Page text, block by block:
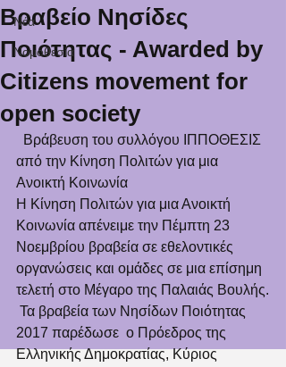
Νέα
Νομοθεσία
Βραβείο Νησίδες
Ποιότητας - Αwarded by
Citizens movement for
open society
από την Κίνηση Πολιτών για μια
Ανοικτή Κοινωνία
Η Κίνηση Πολιτών για μια Ανοικτή
Κοινωνία απένειμε την Πέμπτη 23
Νοεμβρίου βραβεία σε εθελοντικές
οργανώσεις και ομάδες σε μια επίσημη
τελετή στο Μέγαρο της Παλαιάς Βουλής.
2017 παρέδωσε  ο Πρόεδρος της
Ελληνικής Δημοκρατίας, Κύριος